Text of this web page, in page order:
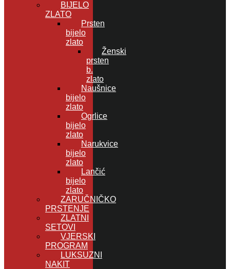
BIJELO
ZLATO
Prsten
bijelo
zlato
Ženski
prsten
b.
zlato
Naušnice
bijelo
zlato
Ogrlice
bijelo
zlato
Narukvice
bijelo
zlato
Lančić
bijelo
zlato
ZARUČNIČKO
PRSTENJE
ZLATNI
SETOVI
VJERSKI
PROGRAM
LUKSUZNI
NAKIT